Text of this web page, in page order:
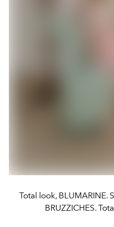
Total look, BLUMARINE.
BRUZZICHES.